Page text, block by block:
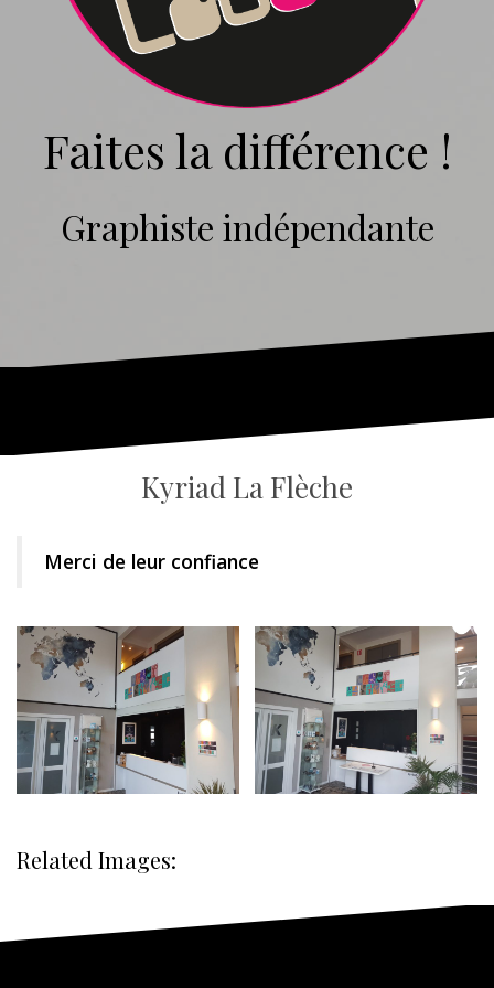
Faites la différence !
Graphiste indépendante
Kyriad La Flèche
Merci de leur confiance
Related Images: